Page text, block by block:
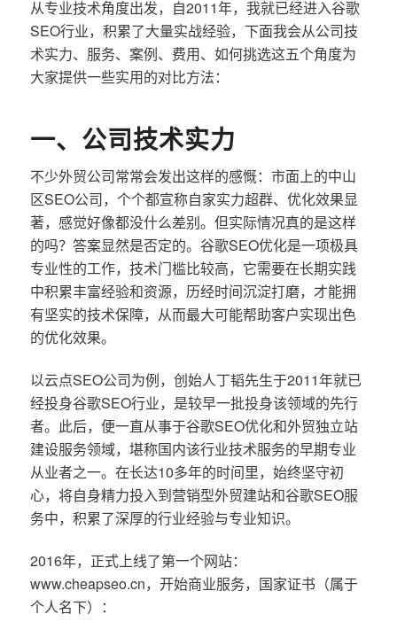
从专业技术角度出发，自2011年，我就已经进入谷歌
SEO行业，积累了大量实战经验，下面我会从公司技
术实力、服务、案例、费用、如何挑选这五个角度为
大家提供一些实用的对比方法：
一、公司技术实力
不少外贸公司常常会发出这样的感慨：市面上的中山
区SEO公司，个个都宣称自家实力超群、优化效果显
著，感觉好像都没什么差别。但实际情况真的是这样
的吗？答案显然是否定的。谷歌SEO优化是一项极具
专业性的工作，技术门槛比较高，它需要在长期实践
中积累丰富经验和资源，历经时间沉淀打磨，才能拥
有坚实的技术保障，从而最大可能帮助客户实现出色
的优化效果。
以云点SEO公司为例，创始人丁韬先生于2011年就已
经投身谷歌SEO行业，是较早一批投身该领域的先行
者。此后，便一直从事于谷歌SEO优化和外贸独立站
建设服务领域，堪称国内该行业技术服务的早期专业
从业者之一。在长达10多年的时间里，始终坚守初
心，将自身精力投入到营销型外贸建站和谷歌SEO服
务中，积累了深厚的行业经验与专业知识。
2016年，正式上线了第一个网站：
www.cheapseo.cn，开始商业服务，国家证书（属于
个人名下）：